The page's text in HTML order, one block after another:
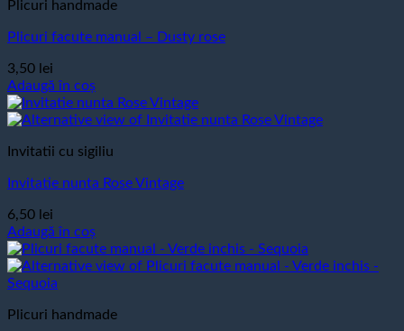
Plicuri handmade
Plicuri facute manual – Dusty rose
3,50 lei
Adaugă în coș
Invitatii cu sigiliu
Invitatie nunta Rose Vintage
6,50 lei
Adaugă în coș
Plicuri handmade